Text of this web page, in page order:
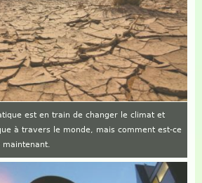
est en train de changer le climat et
à travers le monde, mais comment est-ce
maintenant.